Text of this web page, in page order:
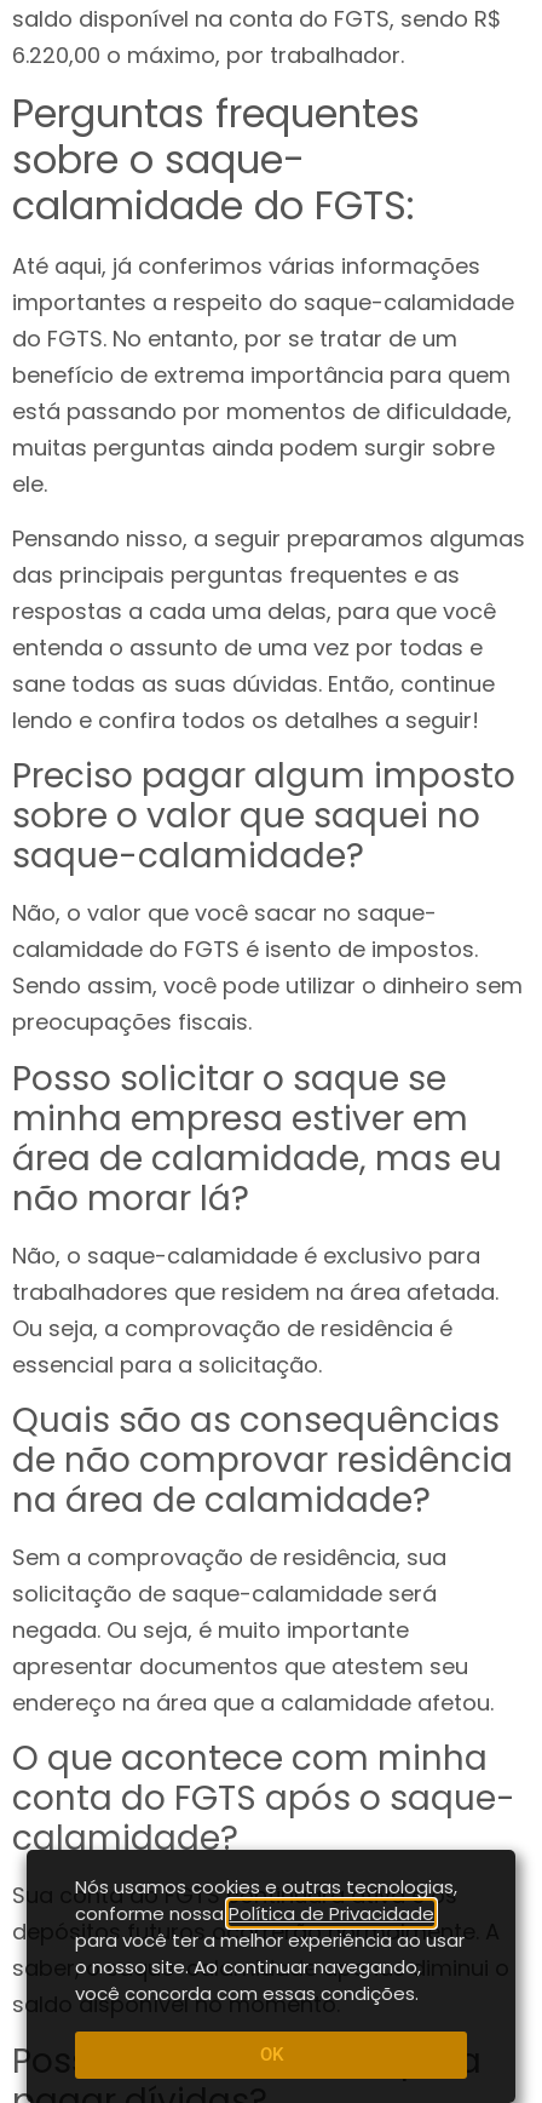
saldo disponível na conta do FGTS, sendo R$
6.220,00 o máximo, por trabalhador.
Perguntas frequentes
sobre o saque-
calamidade do FGTS:
Até aqui, já conferimos várias informações
importantes a respeito do saque-calamidade
do FGTS. No entanto, por se tratar de um
benefício de extrema importância para quem
está passando por momentos de dificuldade,
muitas perguntas ainda podem surgir sobre
ele.
Pensando nisso, a seguir preparamos algumas
das principais perguntas frequentes e as
respostas a cada uma delas, para que você
entenda o assunto de uma vez por todas e
sane todas as suas dúvidas. Então, continue
lendo e confira todos os detalhes a seguir!
Preciso pagar algum imposto
sobre o valor que saquei no
saque-calamidade?
Não, o valor que você sacar no saque-
calamidade do FGTS é isento de impostos.
Sendo assim, você pode utilizar o dinheiro sem
preocupações fiscais.
Posso solicitar o saque se
minha empresa estiver em
área de calamidade, mas eu
não morar lá?
Não, o saque-calamidade é exclusivo para
trabalhadores que residem na área afetada.
Ou seja, a comprovação de residência é
essencial para a solicitação.
Quais são as consequências
de não comprovar residência
na área de calamidade?
Sem a comprovação de residência, sua
solicitação de saque-calamidade será
negada. Ou seja, é muito importante
apresentar documentos que atestem seu
endereço na área que a calamidade afetou.
O que acontece com minha
conta do FGTS após o saque-
calamidade?
Sua conta do FGTS continuará ativa e os
depósitos futuros ocorrerão normalmente. A
saber, o saque-calamidade apenas diminui o
saldo disponível no momento.
Posso usar o benefício para
Nós usamos cookies e outras tecnologias,
conforme nossaPolítica de Privacidade
para você ter a melhor experiência ao usar
o nosso site. Ao continuar navegando,
você concorda com essas condições.
OK